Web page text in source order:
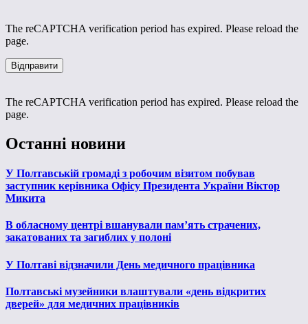
The reCAPTCHA verification period has expired. Please reload the
page.
The reCAPTCHA verification period has expired. Please reload the
page.
Останні новини
У Полтавській громаді з робочим візитом побував
заступник керівника Офісу Президента України Віктор
Микита
В обласному центрі вшанували пам’ять страчених,
закатованих та загиблих у полоні
У Полтаві відзначили День медичного працівника
Полтавські музейники влаштували «день відкритих
дверей» для медичних працівників